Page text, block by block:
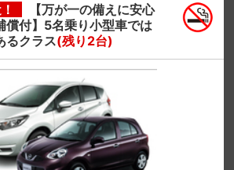
【万が一の備えに安心
償付】5名乗り小型車では
るクラス(残り2台)